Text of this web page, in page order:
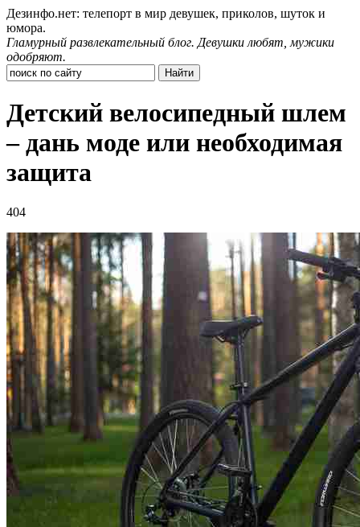
Дезинфо.нет: телепорт в мир девушек, приколов, шуток и
юмора.
Гламурный развлекательный блог. Девушки любят, мужики
одобряют.
Детский велосипедный шлем
– дань моде или необходимая
защита
404